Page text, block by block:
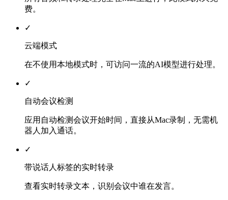
费。
✓
云端模式
在不使用本地模式时，可访问一流的AI模型进行处理。
✓
自动会议检测
应用自动检测会议开始时间，直接从Mac录制，无需机
器人加入通话。
✓
带说话人标签的实时转录
查看实时转录文本，识别会议中谁在发言。